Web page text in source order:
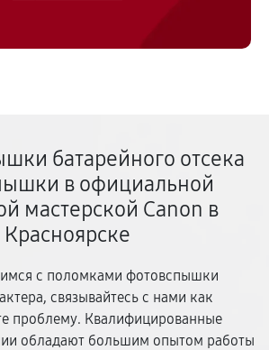
батарейного отсека
в официальной
мастерской Canon в
Красноярске
с поломками фотовспышки
связывайтесь с нами как
проблему. Квалифицированные
обладают большим опытом работы